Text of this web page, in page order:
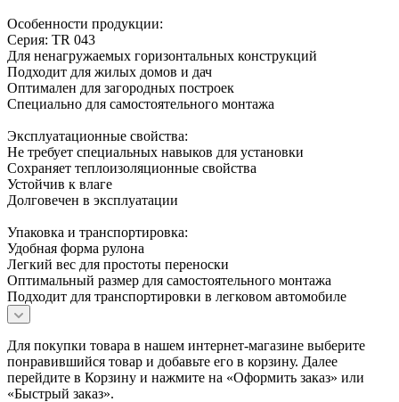
Особенности продукции:
Серия: TR 043
Для ненагружаемых горизонтальных конструкций
Подходит для жилых домов и дач
Оптимален для загородных построек
Специально для самостоятельного монтажа
Эксплуатационные свойства:
Не требует специальных навыков для установки
Сохраняет теплоизоляционные свойства
Устойчив к влаге
Долговечен в эксплуатации
Упаковка и транспортировка:
Удобная форма рулона
Легкий вес для простоты переноски
Оптимальный размер для самостоятельного монтажа
Подходит для транспортировки в легковом автомобиле
Для покупки товара в нашем интернет-магазине выберите
понравившийся товар и добавьте его в корзину. Далее
перейдите в Корзину и нажмите на «Оформить заказ» или
«Быстрый заказ».